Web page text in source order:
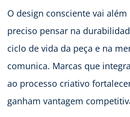
O design consciente vai além
preciso pensar na
ciclo de vida da peça e na
comunica. Marcas que
ao processo criativo
ganham vantagem